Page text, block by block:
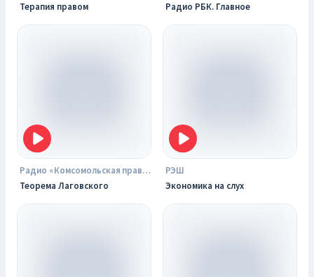
Терапия правом
Радио РБК. Главное
Радио «Комсомольская правда»
Теорема Лаговского
РЭШ
Экономика на слух